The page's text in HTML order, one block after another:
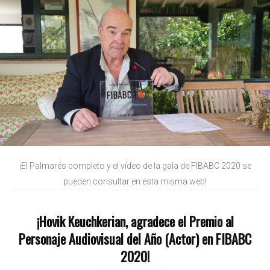
¡El Palmarés completo y el vídeo de la gala de FIBABC 2020 se
pueden consultar en esta misma web!
¡Hovik Keuchkerian, agradece el Premio al
Personaje Audiovisual del Año (Actor) en FIBABC
2020!